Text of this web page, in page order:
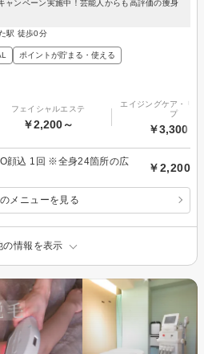
ャンペーン実施中！芸能人からも高評価の痩身
駅 徒歩0分
ポイントが貯まる・使える
フェイシャルエステ
￥2,200～
エイジングケア・リ
プ
￥3,300～
顔込 1回 ※全身24箇所の広
￥2,200
メニューを見る
の情報を表示